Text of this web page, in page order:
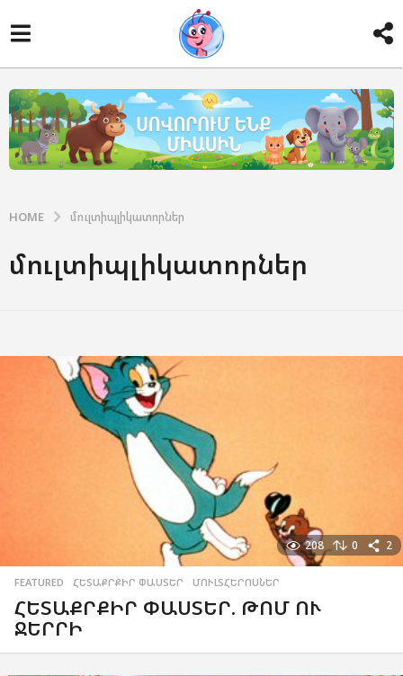
HOME մուլտիպլիկատորներ
մուլտիպլիկատորներ
208 0 2
FEATURED ,ՀԵՏԱՔՐՔԻՐ ՓԱՍՏԵՐ ,ՄՈՒԼՏՀԵՐՈՍՆԵՐ
ՀԵՏԱՔՐՔԻՐ ՓԱՍՏԵՐ. ԹՈՄ ՈՒ
ՋԵՐՐԻ